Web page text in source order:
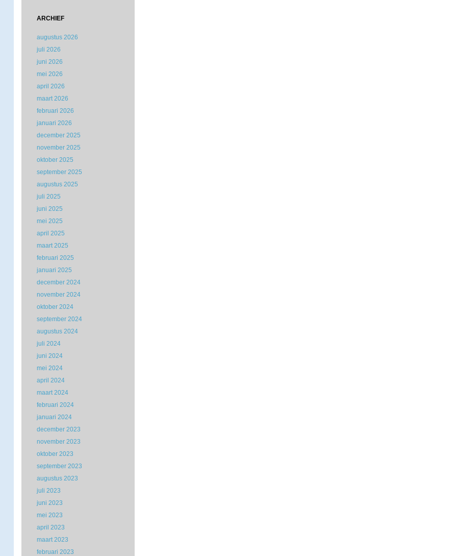
ARCHIEF
augustus 2026
juli 2026
juni 2026
mei 2026
april 2026
maart 2026
februari 2026
januari 2026
december 2025
november 2025
oktober 2025
september 2025
augustus 2025
juli 2025
juni 2025
mei 2025
april 2025
maart 2025
februari 2025
januari 2025
december 2024
november 2024
oktober 2024
september 2024
augustus 2024
juli 2024
juni 2024
mei 2024
april 2024
maart 2024
februari 2024
januari 2024
december 2023
november 2023
oktober 2023
september 2023
augustus 2023
juli 2023
juni 2023
mei 2023
april 2023
maart 2023
februari 2023